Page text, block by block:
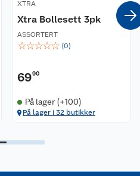
XTRA
Xtra Bollesett 3pk
ASSORTERT
☆☆☆☆☆ (0)
6990
På lager (+100)
På lager i 32 butikker